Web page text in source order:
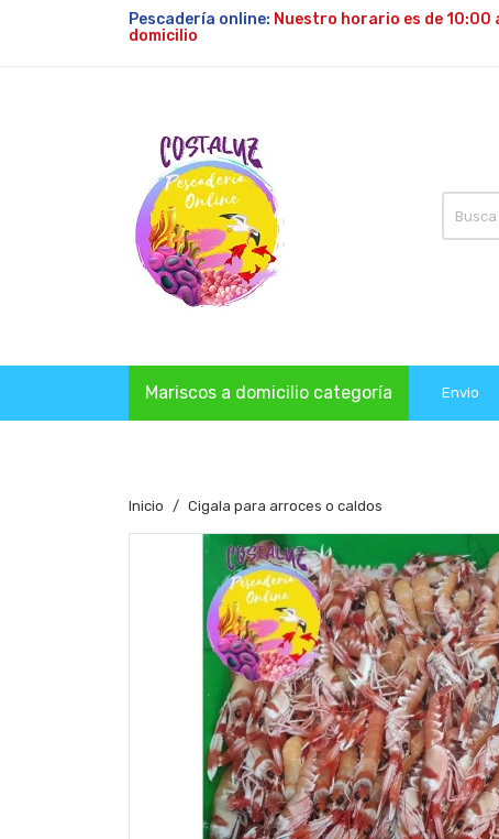
Pescadería online: Nuestro horario es de 10:00
domicilio
Mariscos a domicilio categoría Envio
Inicio Cigala para arroces o caldos